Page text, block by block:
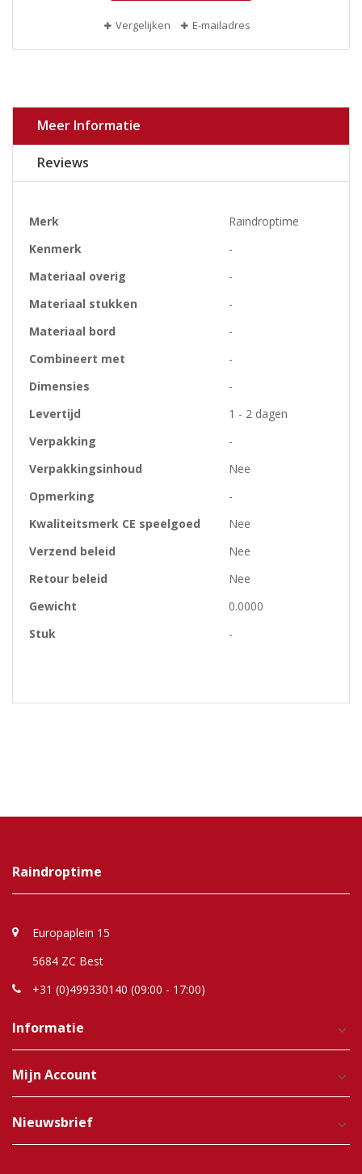
Vergelijken E-mailadres
Meer Informatie
Reviews
Meer
Merk
Raindroptime
Kenmerk
-
Materiaal overig
-
Materiaal stukken
-
Materiaal bord
-
Combineert met
-
Dimensies
-
Levertijd
1 - 2 dagen
Verpakking
-
Verpakkingsinhoud
Nee
Opmerking
-
Kwaliteitsmerk CE speelgoed
Nee
Verzend beleid
Nee
Retour beleid
Nee
Gewicht
0.0000
Stuk
-
Raindroptime
Europaplein 15
5684 ZC Best
+31 (0)499330140 (09:00 - 17:00)
Informatie
Mijn Account
Nieuwsbrief